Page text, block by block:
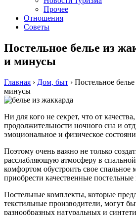
Прочее
Отношения
Советы
Постельное белье из
и минусы
Главная › Дом, быт › Постельное
минусы
Ни для кого не секрет, что от
продолжительности ночного сна и
эмоциональное и физическое
Поэтому очень важно не только
расслабляющую атмосферу в
комфортом обустроить свое спальное
приобрести качественные
Постельные комплекты, которые
текстильные производители, могут
разнообразных натуральных и